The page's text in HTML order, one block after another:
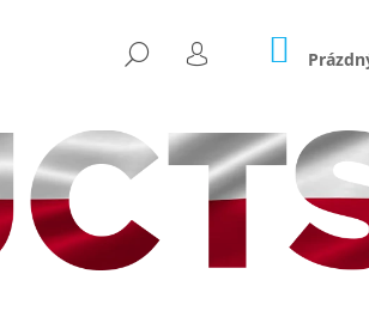
HLEDAT
PŘIHLÁŠENÍKOŠÍK